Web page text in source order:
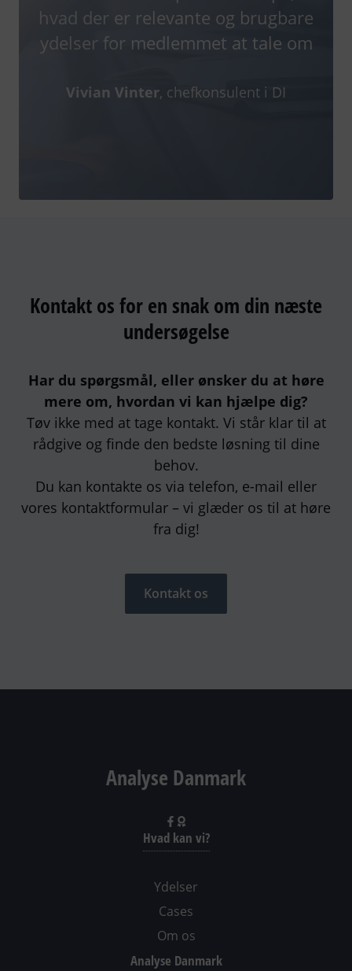
hvad der er relevante og brugbare
ydelser for medlemmet at tale om
Vivian Vinter, chefkonsulent i DI
Kontakt os for en snak om din næste
undersøgelse
Har du spørgsmål, eller ønsker du at høre
mere om, hvordan vi kan hjælpe dig?
Tøv ikke med at tage kontakt. Vi står klar til at
rådgive og finde den bedste løsning til dine
behov.
Du kan kontakte os via telefon, e-mail eller
vores kontaktformular – vi glæder os til at høre
fra dig!
Kontakt os
Analyse Danmark
Hvad kan vi?
Ydelser
Cases
Om os
Analyse Danmark